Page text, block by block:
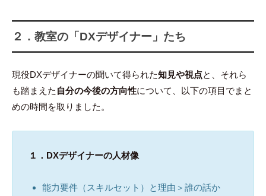
２．教室の「DXデザイナー」たち
現役DXデザイナーの聞いて得られた知見や視点と、それら
も踏まえた 自分の今後の方向性について、以下の項目でまと
めの時間を取りました。
１．DXデザイナーの人材像
能力要件（スキルセット）と理由＞誰の話か